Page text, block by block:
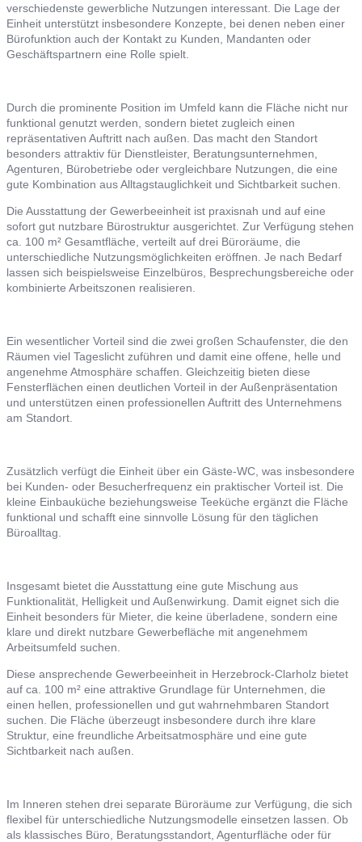
verschiedenste gewerbliche Nutzungen interessant. Die Lage der
Einheit unterstützt insbesondere Konzepte, bei denen neben einer
Bürofunktion auch der Kontakt zu Kunden, Mandanten oder
Geschäftspartnern eine Rolle spielt.
Durch die prominente Position im Umfeld kann die Fläche nicht nur
funktional genutzt werden, sondern bietet zugleich einen
repräsentativen Auftritt nach außen. Das macht den Standort
besonders attraktiv für Dienstleister, Beratungsunternehmen,
Agenturen, Bürobetriebe oder vergleichbare Nutzungen, die eine
gute Kombination aus Alltagstauglichkeit und Sichtbarkeit suchen.
Die Ausstattung der Gewerbeeinheit ist praxisnah und auf eine
sofort gut nutzbare Bürostruktur ausgerichtet. Zur Verfügung stehen
ca. 100 m² Gesamtfläche, verteilt auf drei Büroräume, die
unterschiedliche Nutzungsmöglichkeiten eröffnen. Je nach Bedarf
lassen sich beispielsweise Einzelbüros, Besprechungsbereiche oder
kombinierte Arbeitszonen realisieren.
Ein wesentlicher Vorteil sind die zwei großen Schaufenster, die den
Räumen viel Tageslicht zuführen und damit eine offene, helle und
angenehme Atmosphäre schaffen. Gleichzeitig bieten diese
Fensterflächen einen deutlichen Vorteil in der Außenpräsentation
und unterstützen einen professionellen Auftritt des Unternehmens
am Standort.
Zusätzlich verfügt die Einheit über ein Gäste-WC, was insbesondere
bei Kunden- oder Besucherfrequenz ein praktischer Vorteil ist. Die
kleine Einbauküche beziehungsweise Teeküche ergänzt die Fläche
funktional und schafft eine sinnvolle Lösung für den täglichen
Büroalltag.
Insgesamt bietet die Ausstattung eine gute Mischung aus
Funktionalität, Helligkeit und Außenwirkung. Damit eignet sich die
Einheit besonders für Mieter, die keine überladene, sondern eine
klare und direkt nutzbare Gewerbefläche mit angenehmem
Arbeitsumfeld suchen.
Diese ansprechende Gewerbeeinheit in Herzebrock-Clarholz bietet
auf ca. 100 m² eine attraktive Grundlage für Unternehmen, die
einen hellen, professionellen und gut wahrnehmbaren Standort
suchen. Die Fläche überzeugt insbesondere durch ihre klare
Struktur, eine freundliche Arbeitsatmosphäre und eine gute
Sichtbarkeit nach außen.
Im Inneren stehen drei separate Büroräume zur Verfügung, die sich
flexibel für unterschiedliche Nutzungsmodelle einsetzen lassen. Ob
als klassisches Büro, Beratungsstandort, Agenturfläche oder für